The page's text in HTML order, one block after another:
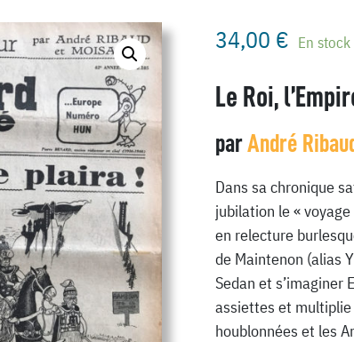
34,00 € En stock
Le Roi,
parAndré
Dans sa chronique
jubilation le «
en relecture
de Maintenon (alias
Sedan et s’imaginer
assiettes et
houblonnées et les